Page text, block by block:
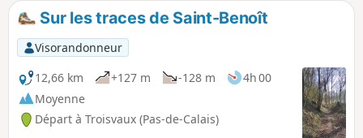
Sur les traces de Saint-Benoît
Visorandonneur
12,66 km
+127 m -128 m
4h 00
Moyenne
Départ à Troisvaux (Pas-de-Calais)